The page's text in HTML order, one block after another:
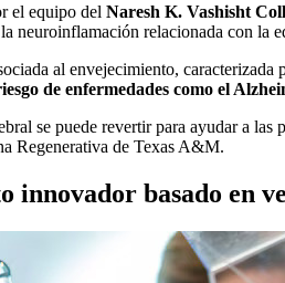
el equipo del Naresh K. Vashisht
neuroinflamación relacionada con la
al envejecimiento,
de enfermedades como el
se puede revertir para ayudar a las
Regenerativa de Texas A&M.
innovador basado en